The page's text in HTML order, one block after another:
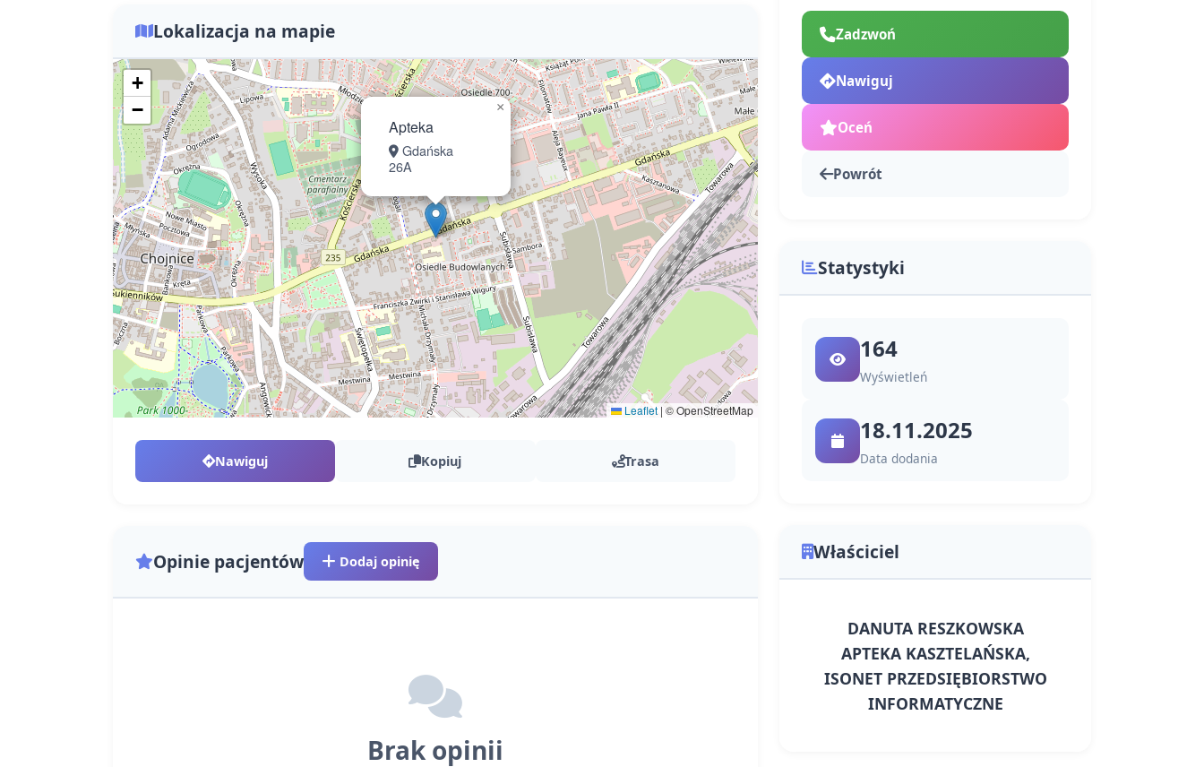
Lokalizacja na mapie
Apteka
Gdańska
26A
×
+
−
Leaflet | © OpenStreetMap
Nawiguj Kopiuj Trasa
Opinie pacjentów Dodaj opinię
Brak opinii
Zadzwoń
Nawiguj
Oceń
Powrót
Statystyki
164
Wyświetleń
18.11.2025
Data dodania
Właściciel
DANUTA RESZKOWSKA
APTEKA KASZTELAŃSKA,
ISONET PRZEDSIĘBIORSTWO
INFORMATYCZNE